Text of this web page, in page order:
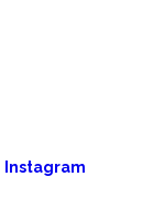
Instagram